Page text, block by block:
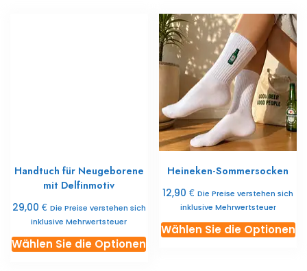
mehreren
Varianten
erhältlich.
Optionen
können
Sie
auf
Produktseite
auswählen
Handtuch für Neugeborene
mit Delfinmotiv
29,00 € Die Preise verstehen sich
inklusive Mehrwertsteuer
Wählen Sie die OptionenDieses
Heineken-Sommersocken
12,90€ Die Preise verstehen sich
inklusive Mehrwertsteuer
Wählen Sie die Optionen